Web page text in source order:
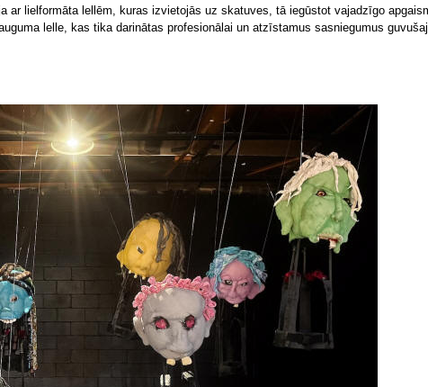
ar lielformāta lellēm, kuras izvietojās uz skatuves, tā iegūstot vajadzīgo
lelle, kas tika darinātas profesionālai un atzīstamus sasniegumus